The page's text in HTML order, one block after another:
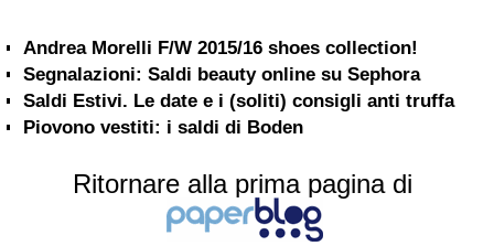
Andrea Morelli F/W 2015/16 shoes collection!
Segnalazioni: Saldi beauty online su Sephora
Saldi Estivi. Le date e i (soliti) consigli anti truffa
Piovono vestiti: i saldi di Boden
Ritornare alla prima pagina di